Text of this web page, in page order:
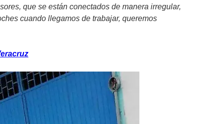
que se están conectados de manera irregular,
cuando llegamos de trabajar, queremos